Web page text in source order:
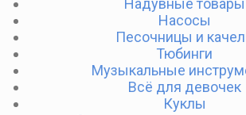
Надувные товары
Насосы
Песочницы и
Тюбинги
Музыкальные
Всё для девочек
Куклы